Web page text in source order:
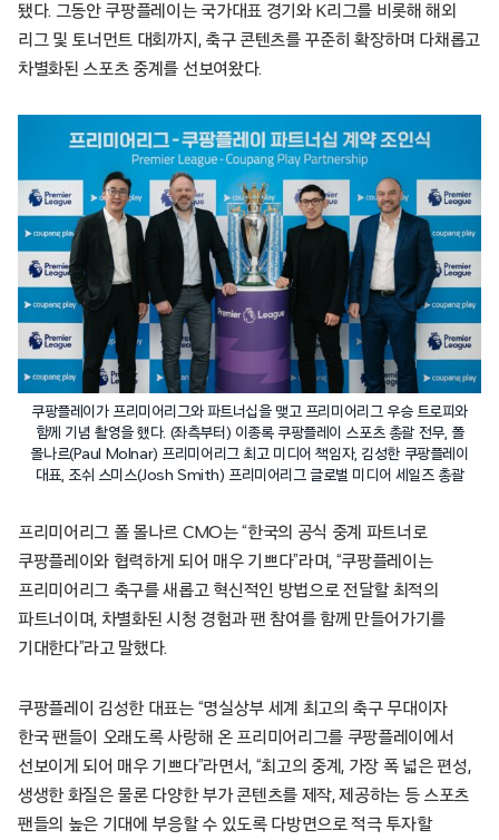
됐다. 그동안 쿠팡플레이는 국가대표 경기와 K리그를 비롯해 해외
리그 및 토너먼트 대회까지, 축구 콘텐츠를 꾸준히 확장하며 다채롭고
차별화된 스포츠 중계를 선보여왔다.
쿠팡플레이가 프리미어리그와 파트너십을 맺고 프리미어리그 우승 트로피와
함께 기념 촬영을 했다. (좌측부터) 이종록 쿠팡플레이 스포츠 총괄 전무, 폴
몰나르(Paul Molnar) 프리미어리그 최고 미디어 책임자, 김성한 쿠팡플레이
대표, 조쉬 스미스(Josh Smith) 프리미어리그 글로벌 미디어 세일즈 총괄
프리미어리그 폴 몰나르 CMO는 “한국의 공식 중계 파트너로
쿠팡플레이와 협력하게 되어 매우 기쁘다”라며, “쿠팡플레이는
프리미어리그 축구를 새롭고 혁신적인 방법으로 전달할 최적의
파트너이며, 차별화된 시청 경험과 팬 참여를 함께 만들어가기를
기대한다”라고 말했다.
쿠팡플레이 김성한 대표는 “명실상부 세계 최고의 축구 무대이자
한국 팬들이 오래도록 사랑해 온 프리미어리그를 쿠팡플레이에서
선보이게 되어 매우 기쁘다”라면서, “최고의 중계, 가장 폭 넓은 편성,
생생한 화질은 물론 다양한 부가 콘텐츠를 제작, 제공하는 등 스포츠
팬들의 높은 기대에 부응할 수 있도록 다방면으로 적극 투자할